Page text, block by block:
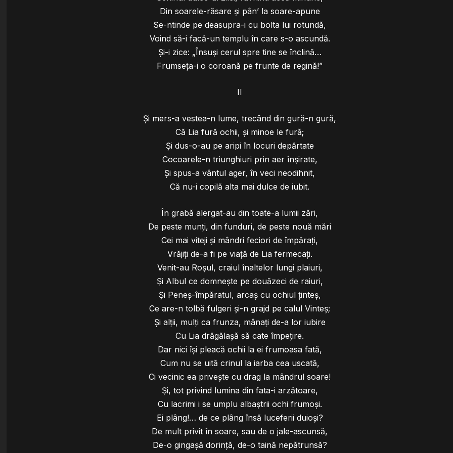
Din soarele-răsare şi pân’ la soare-apune
Se-ntinde pe deasupra-i cu bolta lui rotundă,
Voind să-i facă-un templu în care s-o ascundă.
Şi-i zice: „Însuşi cerul spre tine se înclină…
Frumseţa-i o coroană pe frunte de regină!”
II
Şi mers-a vestea-n lume, trecând din gură-n gură,
Că Lia fură ochii, şi minoe le fură;
Şi dus-o-au pe aripi în locuri depărtate
Cocoarele-n triunghiuri prin aer înşirate,
Şi spus-a vântul ager, în veci neodihnit,
Că nu-i copilă alta mai dulce de iubit.
În grabă alergat-au din toate-a lumii zări,
De peste munţi, din funduri, de peste nouă mări
Cei mai viteji şi mândri feciori de împăraţi,
Vrăjiţi de-a fi pe viaţă de Lia fermecaţi.
Venit-au Roşul, craiul înaltelor lungi plaiuri,
Şi Albul ce domneşte pe douăzeci de raiuri,
Şi Peneş-împăratul, arcaş cu ochiul ţinteş,
Ce are-n tolbă fulgeri şi-n grajd pe calul Vinteş;
Şi alţii, mulţi ca frunza, mânaţi de-a lor iubire
Cu Lia drăgălaşă să cate împeţire.
Dar nici îşi pleacă ochii la ei frumoasa fată,
Cum nu se uită crinul la iarba cea uscată,
Ci vecinic ea priveşte cu drag la mândrul soare!
Şi, tot privind lumina din fata-i arzătoare,
Cu lacrimi i se umplu albaştrii ochi frumoşi.
Ei plâng!… de ce plâng însă luceferii duioşi?
De mult privit în soare, sau de o jale-ascunsă,
De-o gingaşă dorinţă, de-o taină nepătrunsă?